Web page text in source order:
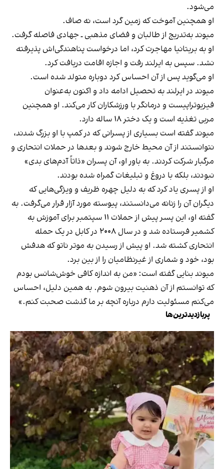
می‌شود.
او همچنین آموخت که زمین گرد است، نه صاف.
میوند به‌تدریج از طالبان و فضای مذهبی ـ جهادی فاصله گرفت.
او به بریتانیا مهاجرت کرد، اما درخواست پناهندگی‌اش پذیرفته
نشد. سپس به ایرلند رفت و اجازه اقامت دریافت کرد.
او می‌گوید پس از آن احساس کرد دوباره متولد شده است.
میوند در ایرلند به تحصیل ادامه داد و اکنون به‌عنوان
فیزیوتراپیست و درمانگر با ورزشکاران کار می‌کند. او همچنین
مربی تغذیه است و یک دختر ۱۸ ساله دارد.
میوند گفته است بسیاری از پسرانی که در کمپ با او بزرگ شدند،
نتوانستند از آن محیط خارج شوند و بعدها در حملات انتحاری و
مرگبار شرکت کردند. به باور او، آن پسران «ذاتاً آدم‌های بدی»
نبودند، بلکه با دروغ و تبلیغات گمراه شده بودند.
او از پسری یاد کرد که به دلیل چهره ظریف و ویژگی‌هایی که
دیگران آن را زنانه می‌دانستند، پیوسته مورد آزار قرار می‌گرفت. به
گفته او، این پسر پیش از حملات ۱۱ سپتمبر برای آموزش به
کشمیر فرستاده شد و در سال ۲۰۰۸ در کابل در یک حمله
انتحاری کشته شد. او پیش از رسیدن به موتر ناتو که هدفش
بود، خود و شماری از غیرنظامیان را از بین برد.
میوند بنایی گفته است: «من به اندازه کافی خوش‌شانس بودم
که توانستم از آن ذهنیت بیرون شوم. به همین دلیل، احساس
می‌کنم مسئولیت دارم درباره آنچه بر ما گذشت صحبت کنم.»
پربازدیدترین‌ها